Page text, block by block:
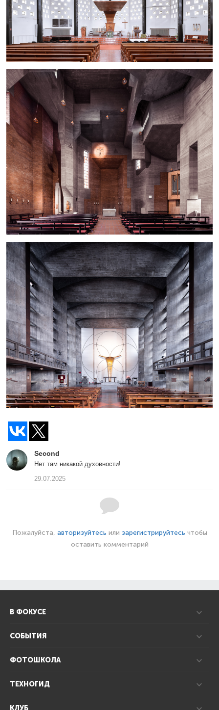
Second
Нет там никакой духовности!
29.07.2025
Пожалуйста, авторизуйтесь или зарегистрируйтесь чтобы
оставить комментарий
В ФОКУСЕ
СОБЫТИЯ
ФОТОШКОЛА
ТЕХНОГИД
КЛУБ